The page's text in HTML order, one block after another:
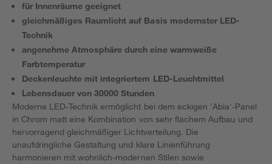
für Innenräume geeignet
gleichmäßiges Raumlicht auf Basis modernster LED-
Technik
angenehme Atmosphäre durch eine warmweiße
Farbtemperatur
Deckenleuchte mit integriertem LED-Leuchtmittel
Lebensdauer von 30000 Stunden
Moderne LED-Technik ermöglicht bei dem eckigen 'Abia'-Panel
in Chrom matt eine Kombination von sehr flachem Aufbau und
hervorragend gleichmäßiger Lichtverteilung. Die
unaufdringliche Gestaltung und klare Linienführung
harmonieren mit wohnlich-modernen Stilen sowie